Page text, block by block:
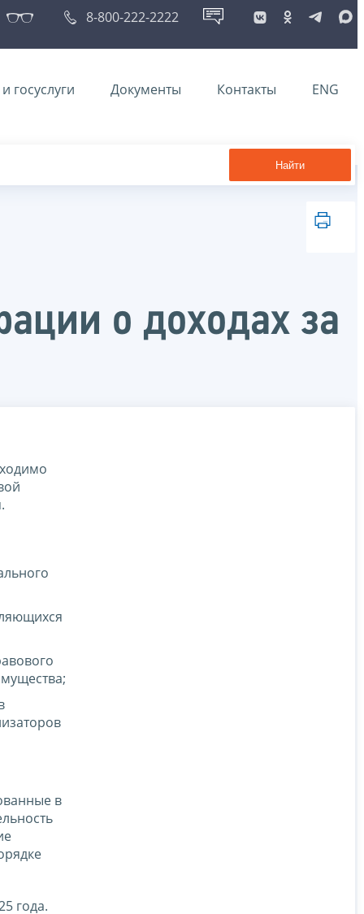
8-800-222-2222
госуслуги Документы Контакты ENG
Найти
о доходах за
в
года.